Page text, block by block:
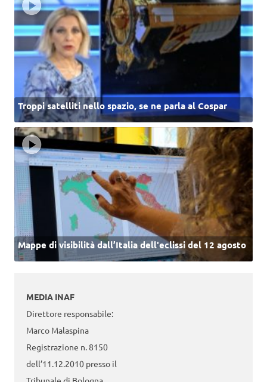
Troppi satelliti nello spazio, se ne parla al Cospar
Mappe di visibilità dall’Italia dell'eclissi del 12 agosto
MEDIA INAF
Direttore responsabile:
Marco Malaspina
Registrazione n. 8150
dell’11.12.2010 presso il